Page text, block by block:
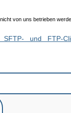
von uns betrieben
und FTP-